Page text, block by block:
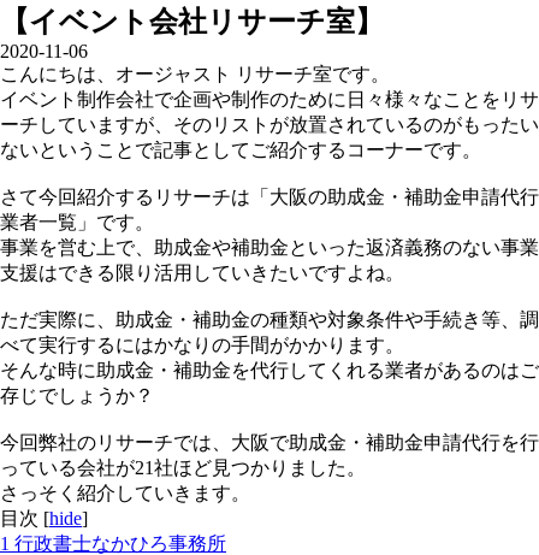
【イベント会社リサーチ室】
2020-11-06
こんにちは、オージャスト リサーチ室です。
イベント制作会社で企画や制作のために日々様々なことをリサ
ーチしていますが、そのリストが放置されているのがもったい
ないということで記事としてご紹介するコーナーです。
さて今回紹介するリサーチは「大阪の助成金・補助金申請代行
業者一覧」です。
事業を営む上で、助成金や補助金といった返済義務のない事業
支援はできる限り活用していきたいですよね。
ただ実際に、助成金・補助金の種類や対象条件や手続き等、調
べて実行するにはかなりの手間がかかります。
そんな時に助成金・補助金を代行してくれる業者があるのはご
存じでしょうか？
今回弊社のリサーチでは、大阪で助成金・補助金申請代行を行
っている会社が21社ほど見つかりました。
さっそく紹介していきます。
目次 [hide]
1 行政書士なかひろ事務所